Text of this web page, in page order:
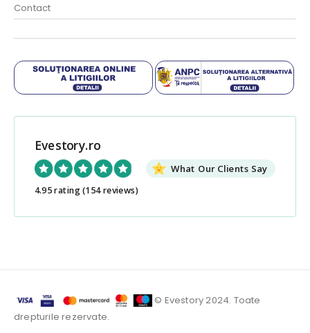
Contact
Evestory.ro
What Our Clients Say
4.95 rating(154 reviews)
© Evestory 2024. Toate
drepturile rezervate.